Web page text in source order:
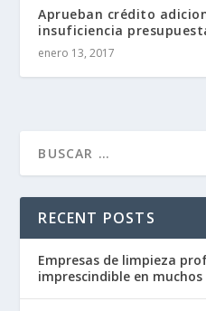
Aprueban crédito
insuficiencia
enero 13, 2017
RECENT POSTS
Empresas de limpieza
imprescindible en muchos